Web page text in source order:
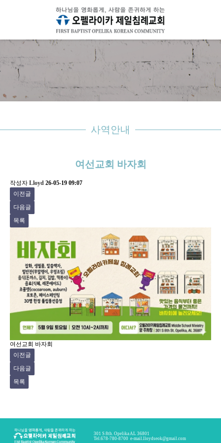
사역안내
여선교회 바자회
작성자 Lloyd 26-05-19 09:07
이전글
다음글
목록
여선교회 바자회
이전글
다음글
목록
301 S 8th. Opelika AL 36801
Tel.678-780-8700 e-mail.lloydseok@gmail.com